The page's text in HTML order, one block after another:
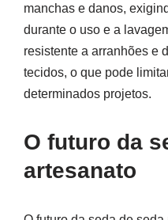
manchas e danos,
durante o uso e a
resistente a arranhões e
tecidos, o que pode
determinados projetos.
O futuro da
artesanato